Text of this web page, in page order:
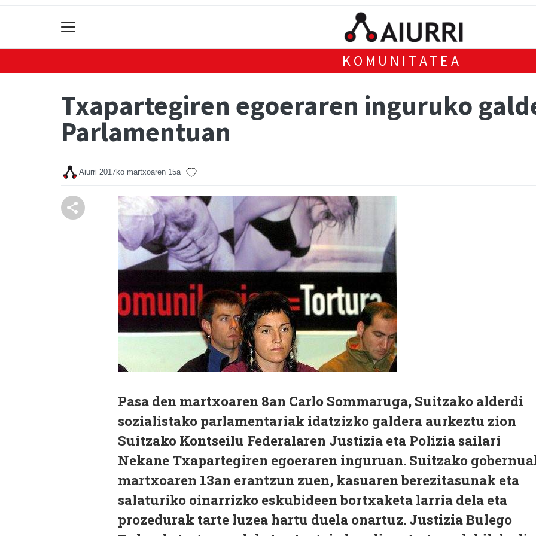
KOMUNITATEA
Txapartegiren egoeraren inguruko
Parlamentuan
Aiurri 2017ko martxoaren 15a
Pasa den martxoaren 8an Carlo Sommaruga, Suitzako alderdi
sozialistako parlamentariak idatzizko galdera aurkeztu zion
Suitzako Kontseilu Federalaren Justizia eta Polizia sailari
Nekane Txapartegiren egoeraren inguruan. Suitzako
martxoaren 13an erantzun zuen, kasuaren berezitasunak eta
salaturiko oinarrizko eskubideen bortxaketa larria dela eta
prozedurak tarte luzea hartu duela onartuz. Justizia Bulego